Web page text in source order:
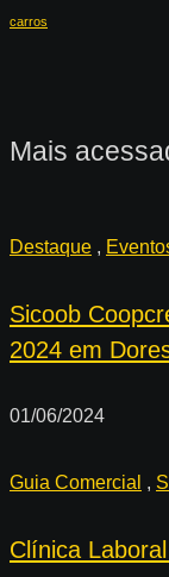
carros
Mais
Destaque ,
Sicoob
2024 em
01/06/2024
Guia Comercial ,
Clínica